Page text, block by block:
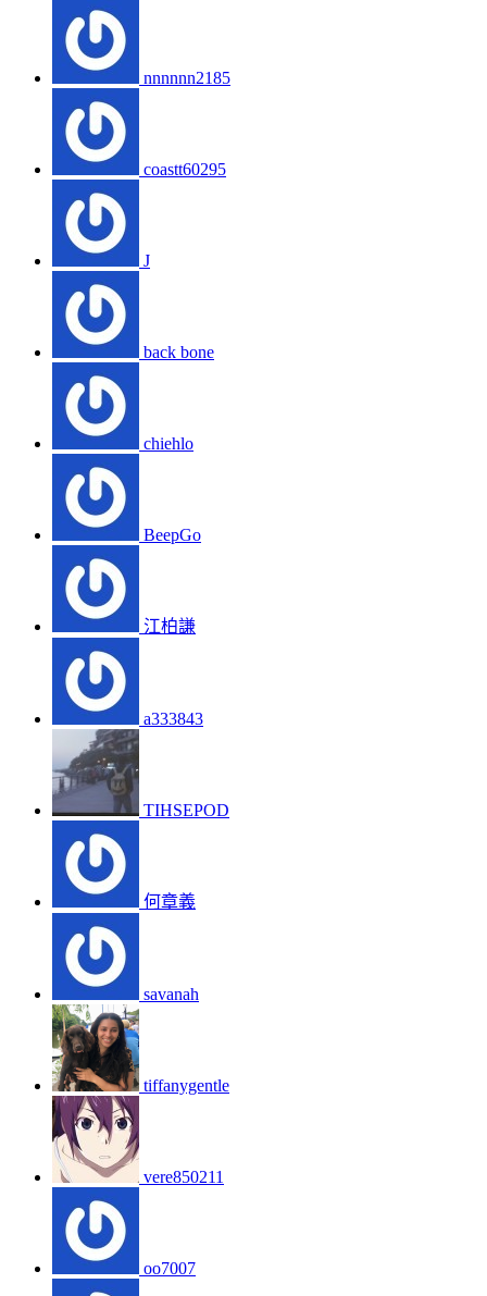
nnnnnn2185
coastt60295
J
back bone
chiehlo
BeepGo
江柏謙
a333843
TIHSEPOD
何章義
savanah
tiffanygentle
vere850211
oo7007